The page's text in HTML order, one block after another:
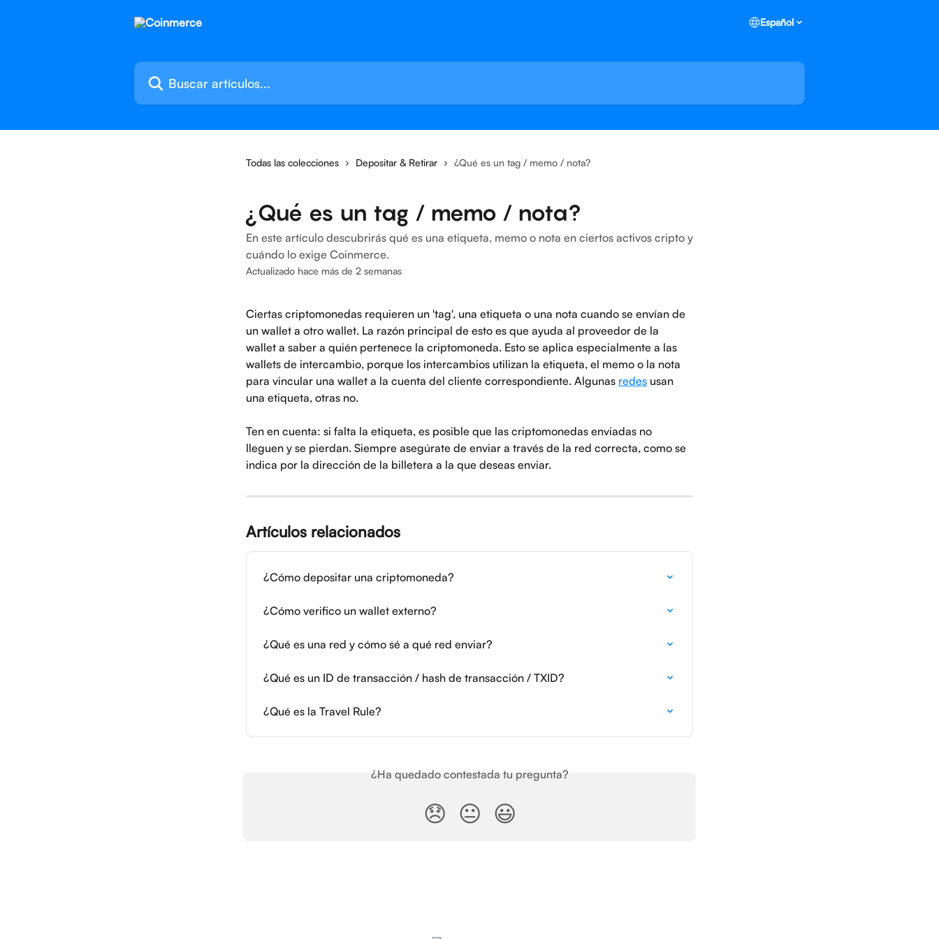
Español
Buscar artículos...
Todas las colecciones Depositar & Retirar ¿Qué es un tag / memo / nota?
¿Qué es un tag / memo / nota?
En este artículo descubrirás qué es una etiqueta, memo o nota en ciertos activos cripto y
cuándo lo exige Coinmerce.
Actualizado hace más de 2 semanas
Ciertas criptomonedas requieren un 'tag', una etiqueta o una nota cuando se envían de
un wallet a otro wallet. La razón principal de esto es que ayuda al proveedor de la
wallet a saber a quién pertenece la criptomoneda. Esto se aplica especialmente a las
wallets de intercambio, porque los intercambios utilizan la etiqueta, el memo o la nota
para vincular una wallet a la cuenta del cliente correspondiente. Algunas redes usan
una etiqueta, otras no.
Ten en cuenta: si falta la etiqueta, es posible que las criptomonedas enviadas no
lleguen y se pierdan. Siempre asegúrate de enviar a través de la red correcta, como se
indica por la dirección de la billetera a la que deseas enviar.
Artículos relacionados
¿Cómo depositar una criptomoneda?
¿Cómo verifico un wallet externo?
¿Qué es una red y cómo sé a qué red enviar?
¿Qué es un ID de transacción / hash de transacción / TXID?
¿Qué es la Travel Rule?
¿Ha quedado contestada tu pregunta?
😞 😐 😃